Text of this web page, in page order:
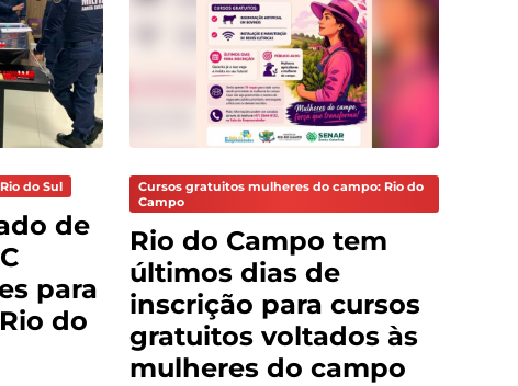
do Sul
de
para
do
Cursos gratuitos mulheres do campo: Rio do
Campo
Rio do Campo tem
últimos dias de
inscrição para cursos
gratuitos voltados às
mulheres do campo